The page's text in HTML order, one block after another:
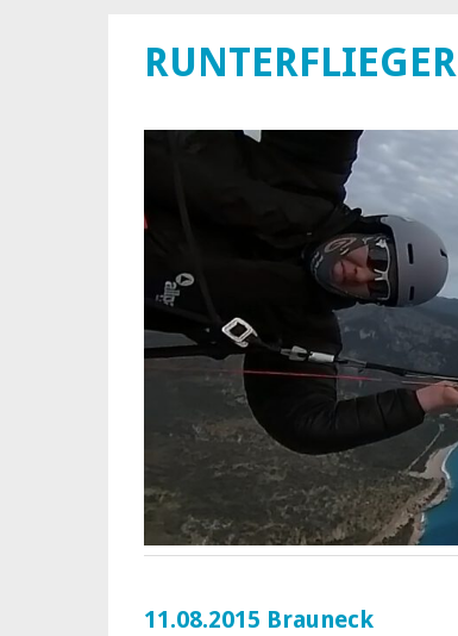
RUNTERFLIEGER
11.08.2015 Brauneck